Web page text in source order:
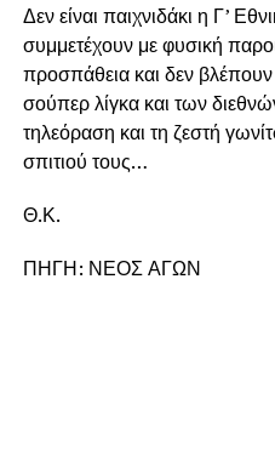
Δεν είναι παιχνιδάκι η Γ’
συμμετέχουν με φυσική
προσπάθεια και δεν
σούπερ λίγκα και των
τηλεόραση και τη ζεστή
σπιτιού τους…
Θ.Κ.
ΠΗΓΗ: ΝΕΟΣ ΑΓΩΝ